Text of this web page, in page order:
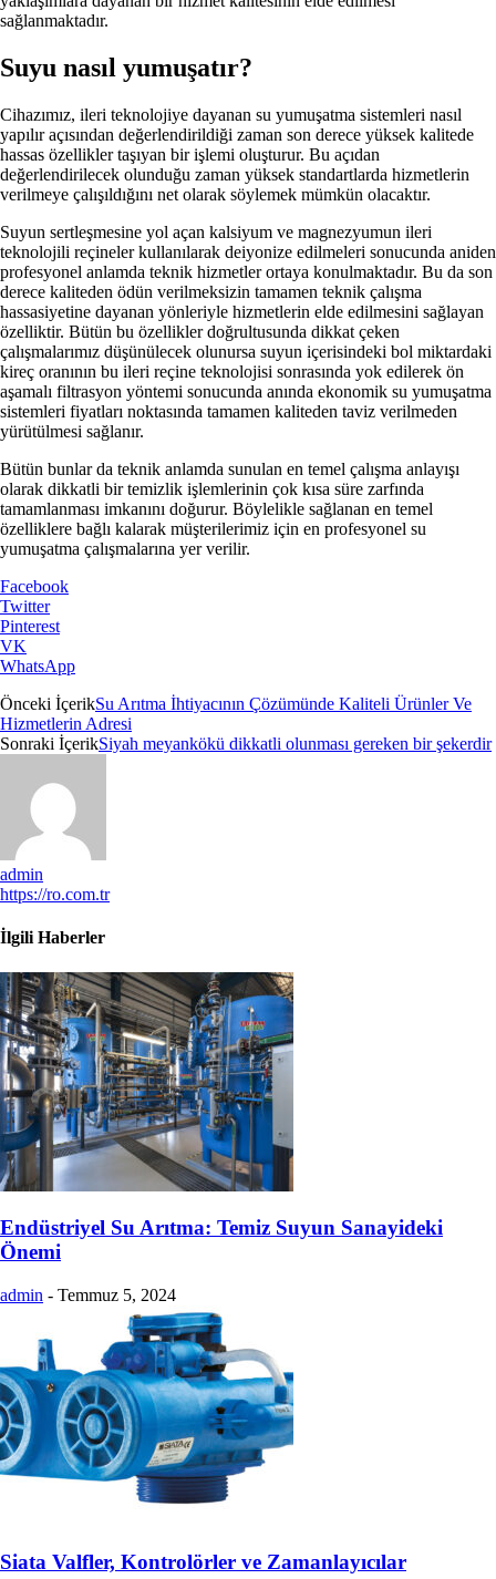
sağlanmaktadır.
Suyu nasıl yumuşatır?
Cihazımız, ileri teknolojiye dayanan su yumuşatma sistemleri nasıl
yapılır açısından değerlendirildiği zaman son derece yüksek kalitede
hassas özellikler taşıyan bir işlemi oluşturur. Bu açıdan
değerlendirilecek olunduğu zaman yüksek standartlarda hizmetlerin
verilmeye çalışıldığını net olarak söylemek mümkün olacaktır.
Suyun sertleşmesine yol açan kalsiyum ve magnezyumun ileri
teknolojili reçineler kullanılarak deiyonize edilmeleri sonucunda aniden
profesyonel anlamda teknik hizmetler ortaya konulmaktadır. Bu da son
derece kaliteden ödün verilmeksizin tamamen teknik çalışma
hassasiyetine dayanan yönleriyle hizmetlerin elde edilmesini sağlayan
özelliktir. Bütün bu özellikler doğrultusunda dikkat çeken
çalışmalarımız düşünülecek olunursa suyun içerisindeki bol miktardaki
kireç oranının bu ileri reçine teknolojisi sonrasında yok edilerek ön
aşamalı filtrasyon yöntemi sonucunda anında ekonomik su yumuşatma
sistemleri fiyatları noktasında tamamen kaliteden taviz verilmeden
yürütülmesi sağlanır.
Bütün bunlar da teknik anlamda sunulan en temel çalışma anlayışı
olarak dikkatli bir temizlik işlemlerinin çok kısa süre zarfında
tamamlanması imkanını doğurur. Böylelikle sağlanan en temel
özelliklere bağlı kalarak müşterilerimiz için en profesyonel su
yumuşatma çalışmalarına yer verilir.
Facebook
Twitter
Pinterest
VK
WhatsApp
Önceki İçerikSu Arıtma İhtiyacının Çözümünde Kaliteli Ürünler Ve
Hizmetlerin Adresi
Sonraki İçerikSiyah meyankökü dikkatli olunması gereken bir şekerdir
admin
https://ro.com.tr
İlgili Haberler
Endüstriyel Su Arıtma: Temiz Suyun Sanayideki
Önemi
admin - Temmuz 5, 2024
Siata Valfler, Kontrolörler ve Zamanlayıcılar